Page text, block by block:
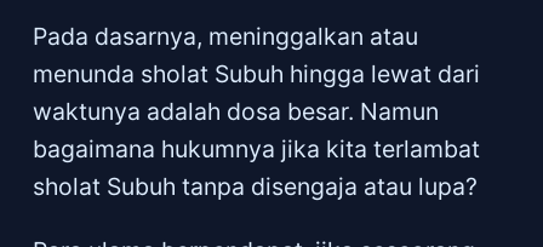
Pada dasarnya, meninggalkan atau
menunda sholat Subuh hingga lewat dari
waktunya adalah dosa besar. Namun
bagaimana hukumnya jika kita terlambat
sholat Subuh tanpa disengaja atau lupa?